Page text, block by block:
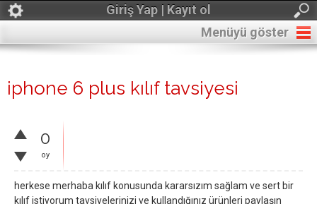
Giriş Yap | Kayıt ol
Menüyü göster
iphone 6 plus kılıf tavsiyesi
0
oy
herkese merhaba kılıf konusunda kararsızım sağlam ve sert bir
kılıf istiyorum tavsiyelerinizi ve kullandığınız ürünleri paylaşın